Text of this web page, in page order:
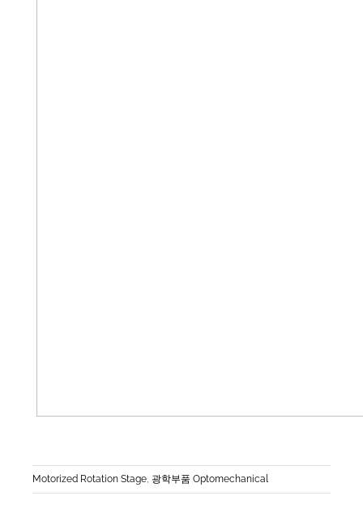
Motorized Rotation Stage 광학부품 Optomechanical